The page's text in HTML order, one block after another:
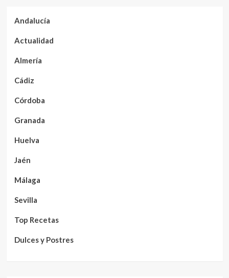
Andalucía
Actualidad
Almería
Cádiz
Córdoba
Granada
Huelva
Jaén
Málaga
Sevilla
Top Recetas
Dulces y Postres